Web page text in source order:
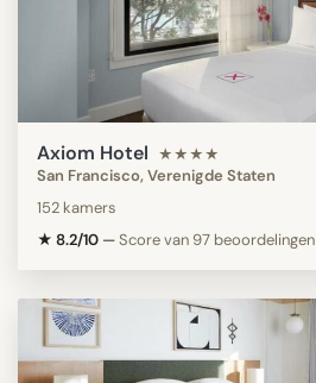
Axiom Hotel ★★★★
San Francisco, Verenigde Staten
152 kamers
★ 8.2/10 —Score van 97 beoordelingen